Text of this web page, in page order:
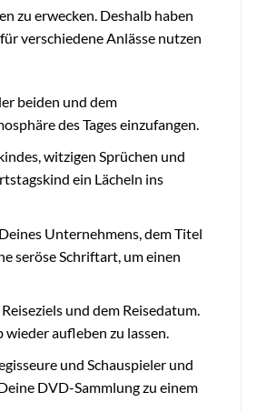
zu erwecken. Deshalb haben
für verschiedene Anlässe nutzen
beiden und dem
des Tages einzufangen.
witzigen Sprüchen und
ein Lächeln ins
Unternehmens, dem Titel
seröse Schriftart, um einen
und dem Reisedatum.
aufleben zu lassen.
und Schauspieler und
DVD-Sammlung zu einem